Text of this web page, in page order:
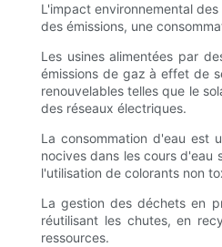
L'impact environnemental
des émissions, une
Les usines alimentées par
émissions de gaz à effet de
renouvelables telles que le
des réseaux électriques.
La consommation d'eau est
nocives dans les cours
l'utilisation de colorants non
La gestion des déchets en
réutilisant les chutes, en
ressources.